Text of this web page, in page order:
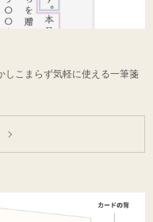
しこまらず気軽に使える一筆箋